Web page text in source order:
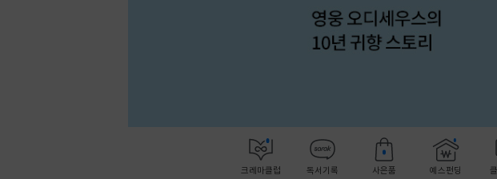
크레마클럽 독서기록 사은품 예스펀딩